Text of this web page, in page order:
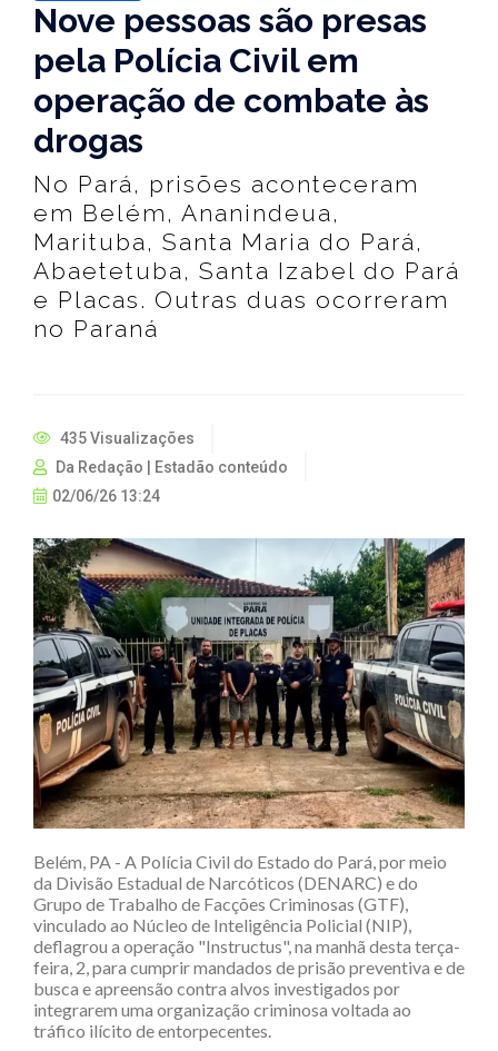
Nove pessoas são presas
pela Polícia Civil em
operação de combate às
drogas
No Pará, prisões aconteceram
em Belém, Ananindeua,
Marituba, Santa Maria do Pará,
Abaetetuba, Santa Izabel do Pará
e Placas. Outras duas ocorreram
no Paraná
435 Visualizações
Da Redação | Estadão conteúdo
02/06/26 13:24
Belém, PA - A Polícia Civil do Estado do Pará, por meio
da Divisão Estadual de Narcóticos (DENARC) e do
Grupo de Trabalho de Facções Criminosas (GTF),
vinculado ao Núcleo de Inteligência Policial (NIP),
deflagrou a operação "Instructus", na manhã desta terça-
feira, 2, para cumprir mandados de prisão preventiva e de
busca e apreensão contra alvos investigados por
integrarem uma organização criminosa voltada ao
tráfico ilícito de entorpecentes.